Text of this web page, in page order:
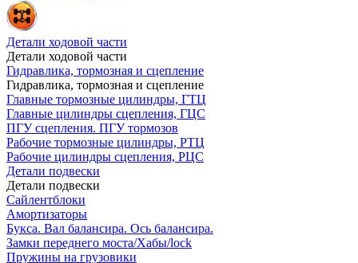
Детали ходовой части
Детали ходовой части
Гидравлика, тормозная и сцепление
Гидравлика, тормозная и сцепление
Главные тормозные цилиндры, ГТЦ
Главные цилиндры сцепления, ГЦС
ПГУ сцепления. ПГУ тормозов
Рабочие тормозные цилиндры, РТЦ
Рабочие цилиндры сцепления, РЦС
Детали подвески
Детали подвески
Cайлентблоки
Амортизаторы
Букса. Вал балансира. Ось балансира.
Замки переднего моста/Хабы/lock
Пружины на грузовики